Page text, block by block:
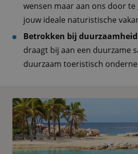
wensen maar aan ons door te
jouw ideale naturistische
Betrokken bij
draagt bij aan een duurzame
duurzaam toeristisch